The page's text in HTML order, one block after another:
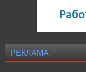
РЕКЛАМА